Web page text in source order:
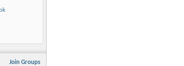
Join Groups